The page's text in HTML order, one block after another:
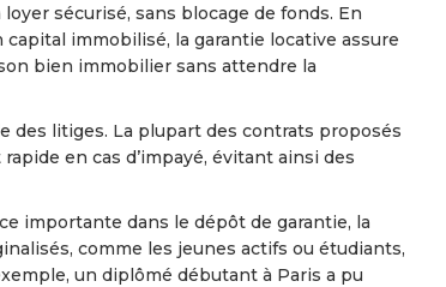
sécurisé, sans blocage de fonds. En
immobilisé, la garantie locative assure
bien immobilier sans attendre la
des litiges. La plupart des contrats proposés
en cas d’impayé, évitant ainsi des
importante dans le dépôt de garantie, la
comme les jeunes actifs ou étudiants,
un diplômé débutant à Paris a pu